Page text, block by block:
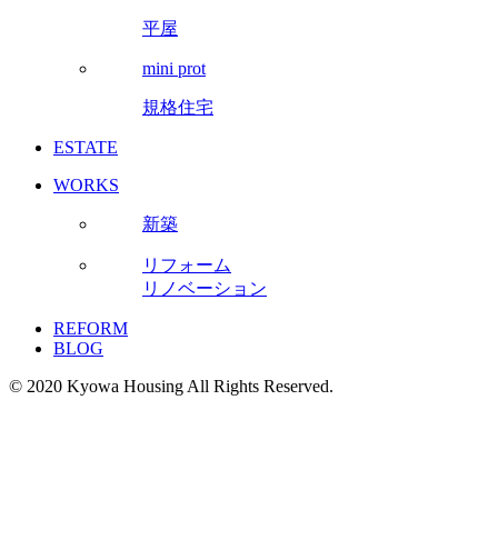
平屋
mini prot
規格住宅
ESTATE
WORKS
新築
リフォーム
リノベーション
REFORM
BLOG
© 2020 Kyowa Housing All Rights Reserved.